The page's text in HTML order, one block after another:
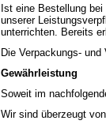
Ist eine Bestellung
unserer
unterrichten. Bereits
Die Verpackungs-
Gewährleistung
Soweit im
Wir sind überzeugt